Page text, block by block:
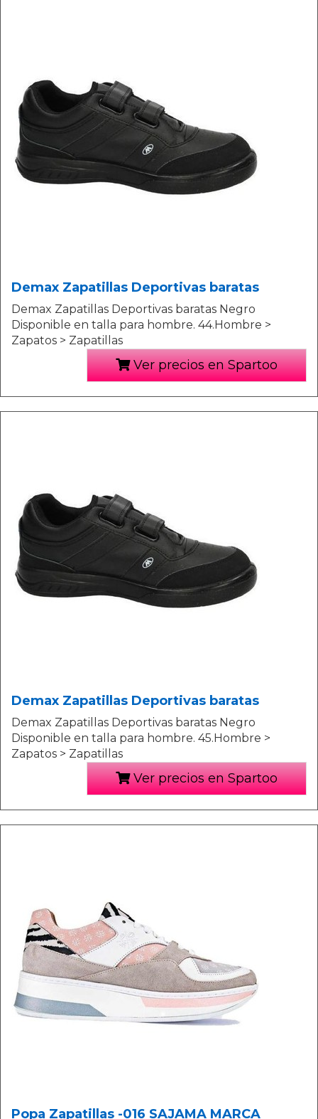
Demax Zapatillas Deportivas baratas
Demax Zapatillas Deportivas baratas Negro
Disponible en talla para hombre. 44.Hombre >
Zapatos > Zapatillas
Ver precios en Spartoo
Demax Zapatillas Deportivas baratas
Demax Zapatillas Deportivas baratas Negro
Disponible en talla para hombre. 45.Hombre >
Zapatos > Zapatillas
Ver precios en Spartoo
Popa Zapatillas -016 SAJAMA MARCA